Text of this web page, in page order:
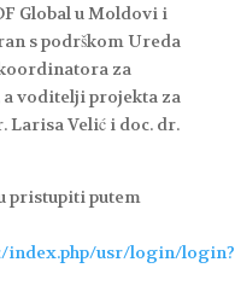
Global u Moldovi i
s podrškom Ureda
za
voditelji projekta za
Velić i doc. dr.
pristupiti putem
index.php/usr/login/login?